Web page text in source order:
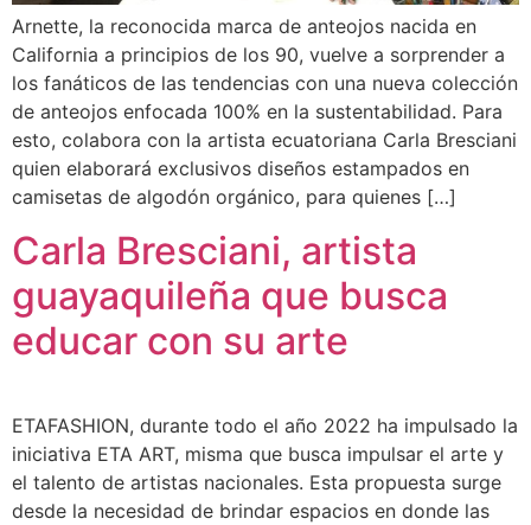
Arnette, la reconocida marca de anteojos nacida en
California a principios de los 90, vuelve a sorprender a
los fanáticos de las tendencias con una nueva colección
de anteojos enfocada 100% en la sustentabilidad. Para
esto, colabora con la artista ecuatoriana Carla Bresciani
quien elaborará exclusivos diseños estampados en
camisetas de algodón orgánico, para quienes […]
Carla Bresciani, artista
guayaquileña que busca
educar con su arte
ETAFASHION, durante todo el año 2022 ha impulsado la
iniciativa ETA ART, misma que busca impulsar el arte y
el talento de artistas nacionales. Esta propuesta surge
desde la necesidad de brindar espacios en donde las